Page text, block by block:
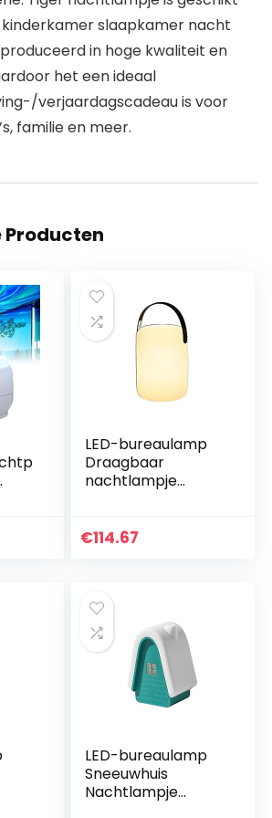
slaapkamer nacht
in hoge kwaliteit en
het een ideaal
verjaardagscadeau is voor
familie en meer.
Producten
LED-bureaulamp
Draagbaar
nachtlampje
3000K 3,5W 5V
€114.67
LED-bureaulamp
Sneeuwhuis
Nachtlampje